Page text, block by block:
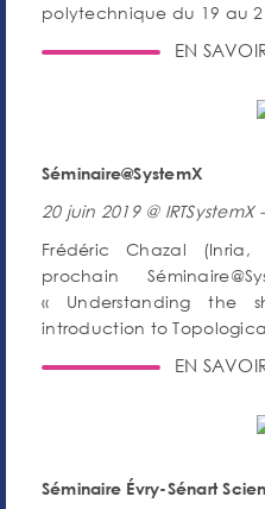
polytechnique du 19 au
EN
Séminaire@SystemX
20 juin 2019 @
Frédéric Chazal
prochain
« Understanding
introduction to
EN
Séminaire Évry-Sénart